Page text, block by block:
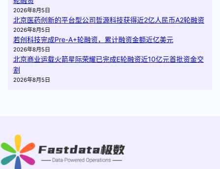
2026年8月5日
北京医药创新的平台型公司哲源科技获得近2亿人民币A2轮融资
2026年8月5日
若创科技完成Pre-A+轮融资，累计融资金额近亿美元
2026年8月5日
北京商业运载火箭星际荣耀已完成E轮融资近10亿元首批资金交
割
2026年8月5日